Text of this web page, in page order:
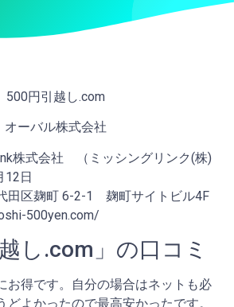
500円引越し.com
オーバル株式会社
株式会社 （ミッシングリンク(株)
日
田区麹町 6-2-1 麹町サイトビル4F
500yen.com/
し.com」の口コミ
お得です。自分の場合はネットも必
どよかったので最高安かったです。